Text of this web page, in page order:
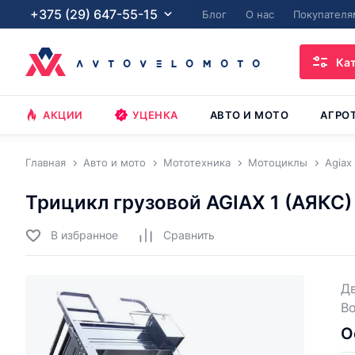
+375 (29) 647-55-15 Блог О нас
АКЦИИ УЦЕНКА АВТО И МОТО
Главная Авто и мото Мототехника Мотоциклы Agiax
Трицикл грузовой AGIAX 1
В избранное Cравнить